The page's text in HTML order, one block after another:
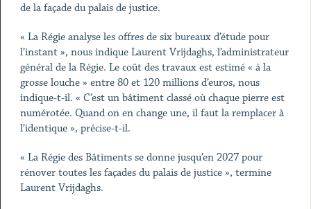
de la façade du palais de justice.
« La Régie analyse les offres de six bureaux d’étude pour
l’instant », nous indique Laurent Vrijdaghs, l’administrateur
général de la Régie. Le coût des travaux est estimé « à la
grosse louche » entre 80 et 120 millions d’euros, nous
indique-t-il. « C’est un bâtiment classé où chaque pierre est
numérotée. Quand on en change une, il faut la remplacer à
l’identique », précise-t-il.
« La Régie des Bâtiments se donne jusqu’en 2027 pour
rénover toutes les façades du palais de justice », termine
Laurent Vrijdaghs.